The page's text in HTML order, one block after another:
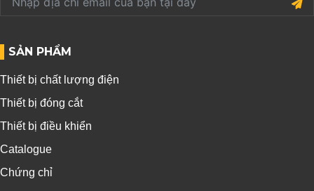
SẢN PHẨM
Thiết bị chất lượng điện
Thiết bị đóng cắt
Thiết bị điều khiển
Catalogue
Chứng chỉ